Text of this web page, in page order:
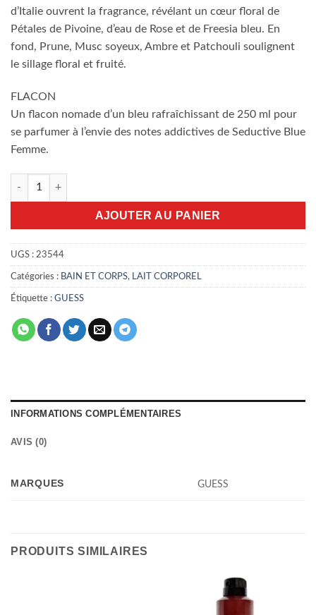
d’Italie ouvrent la fragrance, révélant un cœur floral de
Pétales de Pivoine, d’eau de Rose et de Freesia bleu. En
fond, Prune, Musc soyeux, Ambre et Patchouli soulignent
le sillage floral et fruité.
FLACON
Un flacon nomade d’un bleu rafraîchissant de 250 ml pour
se parfumer à l’envie des notes addictives de Seductive Blue
Femme.
quantité de Brume Guess seductive blue 250ml
AJOUTER AU PANIER
UGS : 23544
Catégories : BAIN ET CORPS, LAIT CORPOREL
Étiquette : GUESS
INFORMATIONS COMPLÉMENTAIRES
AVIS (0)
MARQUES GUESS
PRODUITS SIMILAIRES